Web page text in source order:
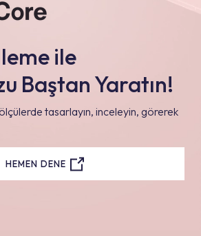
ile
Baştan Yaratın!
tasarlayın, inceleyin, görerek
HEMEN DENE